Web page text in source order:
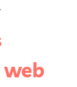
web